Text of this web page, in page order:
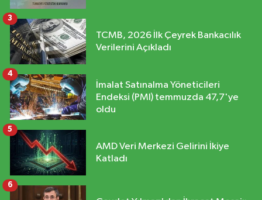
TCMB, 2026 İlk Çeyrek Bankacılık
Verilerini Açıkladı
3
İmalat Satınalma Yöneticileri
Endeksi (PMI) temmuzda 47,7'ye
oldu
4
AMD Veri Merkezi Gelirini İkiye
Katladı
5
6